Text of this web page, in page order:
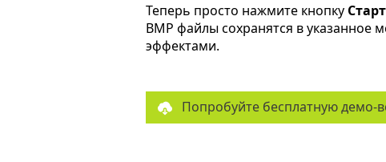
Теперь просто нажмите кнопку Старт
BMP файлы сохранятся в
эффектами.
Попробуйте бесплатную демо-